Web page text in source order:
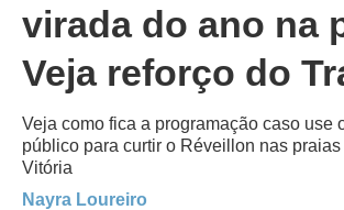
virada do ano na
Veja reforço do
Veja como fica a programação caso use
público para curtir o Réveillon nas
Vitória
Nayra Loureiro